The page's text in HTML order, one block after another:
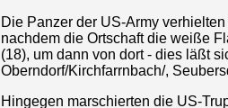
Die Panzer der US-Army
nachdem die Ortschaft die weiße
(18), um dann von dort - dies läßt
Oberndorf/Kirchfarrnbach/,
Hingegen marschierten die US-